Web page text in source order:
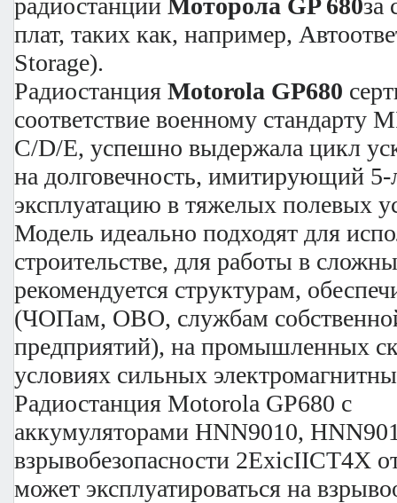
радиостанции Моторола GP 680за
плат, таких как, например,
Storage).
Радиостанция Motorola GP680
соответствие военному стандарту
C/D/E, успешно выдержала цикл
на долговечность, имитирующий
эксплуатацию в тяжелых полевых
Модель идеально подходят для
строительстве, для работы в
рекомендуется структурам,
(ЧОПам, ОВО, службам
предприятий), на промышленных
условиях сильных
Радиостанция Motorola GP680 с
аккумуляторами HNN9010,
взрывобезопасности 2ExicIICT4X
может эксплуатироваться на